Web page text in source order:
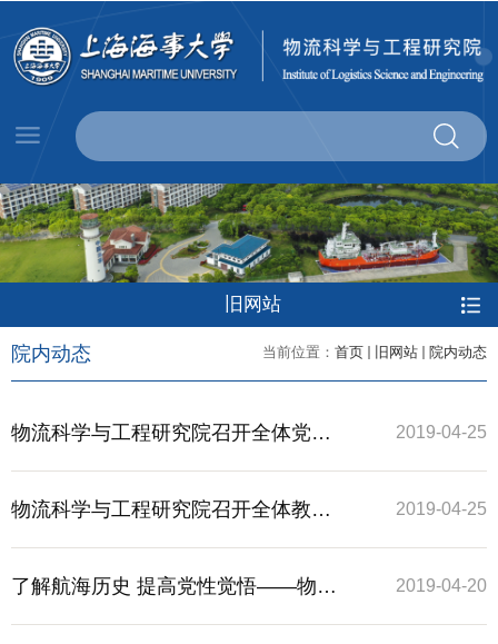
旧网站
当前位置： 首页 旧网站 院内动态
院内动态
物流科学与工程研究院召开全体党员
大会布置落实全面从严治党工作
2019-04-25
物流科学与工程研究院召开全体教职
工大会
2019-04-25
了解航海历史 提高党性觉悟——物流 2019-04-20